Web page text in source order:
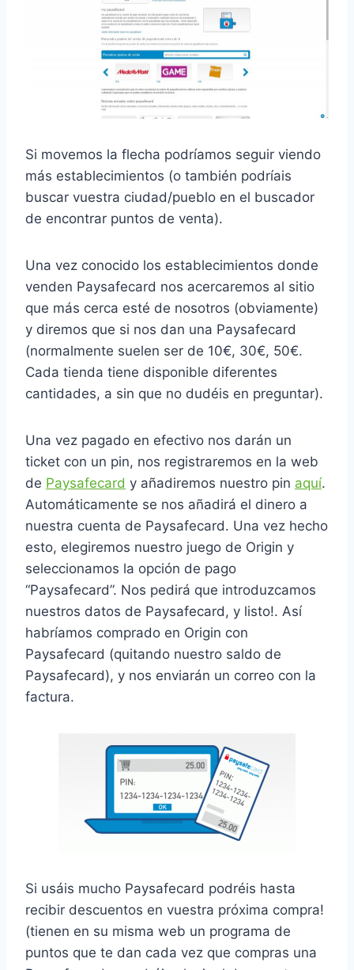
Si movemos la flecha podríamos seguir viendo
más establecimientos (o también podríais
buscar vuestra ciudad/pueblo en el buscador
de encontrar puntos de venta).
Una vez conocido los establecimientos donde
venden Paysafecard nos acercaremos al sitio
que más cerca esté de nosotros (obviamente)
y diremos que si nos dan una Paysafecard
(normalmente suelen ser de 10€, 30€, 50€.
Cada tienda tiene disponible diferentes
cantidades, a sin que no dudéis en preguntar).
Una vez pagado en efectivo nos darán un
ticket con un pin, nos registraremos en la web
de Paysafecard y añadiremos nuestro pin aquí.
Automáticamente se nos añadirá el dinero a
nuestra cuenta de Paysafecard. Una vez hecho
esto, elegiremos nuestro juego de Origin y
seleccionamos la opción de pago
“Paysafecard”. Nos pedirá que introduzcamos
nuestros datos de Paysafecard, y listo!. Así
habríamos comprado en Origin con
Paysafecard (quitando nuestro saldo de
Paysafecard), y nos enviarán un correo con la
factura.
Si usáis mucho Paysafecard podréis hasta
recibir descuentos en vuestra próxima compra!
(tienen en su misma web un programa de
puntos que te dan cada vez que compras una